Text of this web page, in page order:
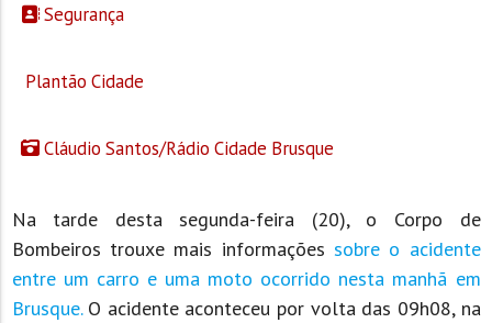
Segurança
Plantão Cidade
Cláudio Santos/Rádio Cidade Brusque
Na tarde desta segunda-feira (20), o Corpo de
Bombeiros trouxe mais informações sobre o acidente
entre um carro e uma moto ocorrido nesta manhã em
Brusque.O acidente aconteceu por volta das 09h08, na